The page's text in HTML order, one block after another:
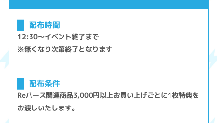
配布時間
12:30～イベント終了まで
※無くなり次第終了となります
配布条件
Reバース関連商品3,000円以上お買い上げごとに1枚特典を
お渡しいたします。